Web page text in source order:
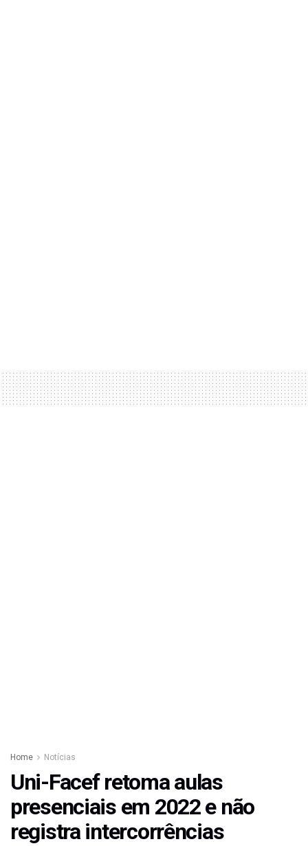
Home Notícias
Uni-Facef retoma aulas
presenciais em 2022 e não
registra intercorrências